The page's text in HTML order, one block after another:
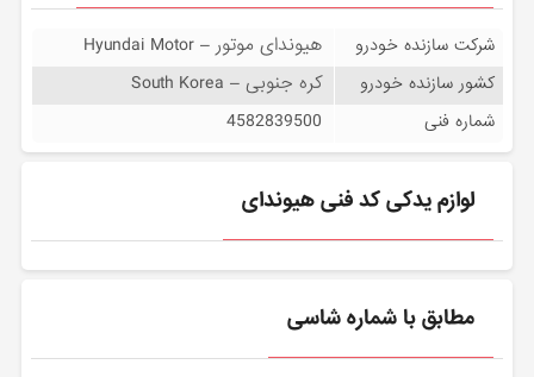
شرکت سازنده خودرو هیوندای موتور – Hyundai Motor
کشور سازنده خودرو کره جنوبی – South Korea
شماره فنی 4582839500
لوازم یدکی کد فنی هیوندای
مطابق با شماره شاسی